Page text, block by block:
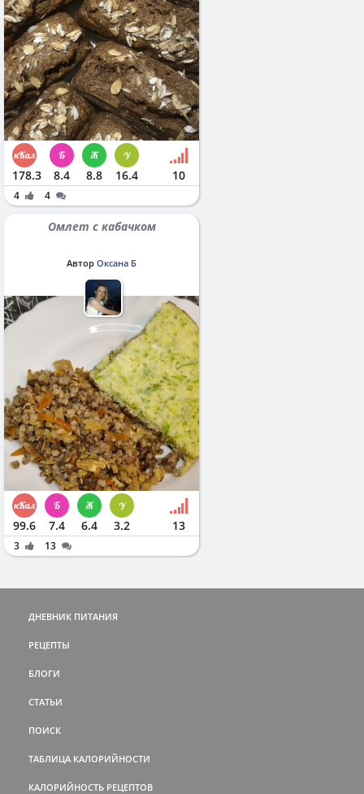
178.3 8.4 8.8 16.4 10
4 4
Омлет с кабачком
Автор Оксана Б
99.6 7.4 6.4 3.2 13
3 13
ДНЕВНИК ПИТАНИЯ
РЕЦЕПТЫ
БЛОГИ
СТАТЬИ
ПОИСК
ТАБЛИЦА КАЛОРИЙНОСТИ
КАЛОРИЙНОСТЬ РЕЦЕПТОВ